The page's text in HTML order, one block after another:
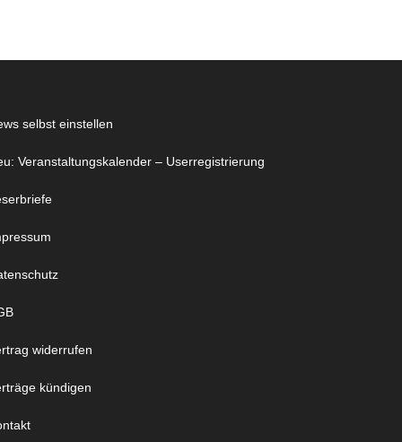
selbst einstellen
Veranstaltungskalender – Userregistrierung
widerrufen
kündigen